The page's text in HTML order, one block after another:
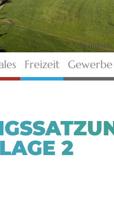
© elmar.pics
Freizeit Gewerbe
2